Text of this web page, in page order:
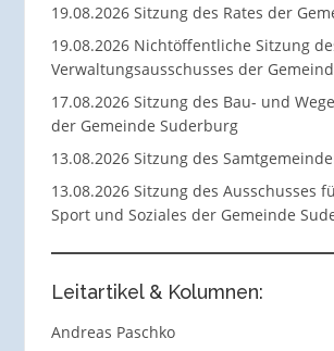
19.08.2026 Sitzung des Rates der
19.08.2026 Nichtöffentliche Sitzung
Verwaltungsausschusses der
17.08.2026 Sitzung des Bau- und
der Gemeinde Suderburg
13.08.2026 Sitzung des
13.08.2026 Sitzung des Ausschusses
Sport und Soziales der Gemeinde
Leitartikel & Kolumnen:
Andreas Paschko